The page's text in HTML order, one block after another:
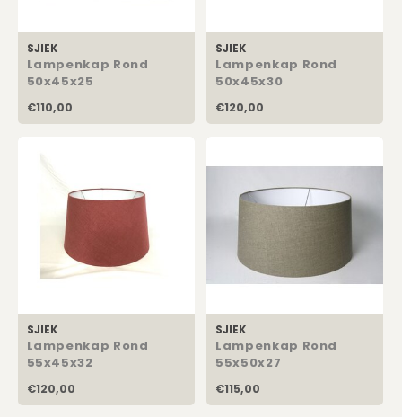
SJIEK
Lampenkap Rond
50x45x25
€110,00
SJIEK
Lampenkap Rond
50x45x30
€120,00
SJIEK
Lampenkap Rond
55x45x32
€120,00
SJIEK
Lampenkap Rond
55x50x27
€115,00